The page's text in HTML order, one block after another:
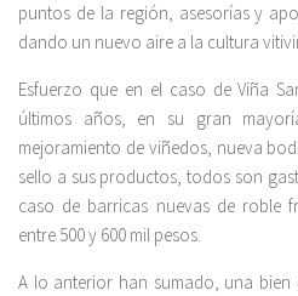
puntos de la región, asesorías y
dando un nuevo aire a la cultura
Esfuerzo que en el caso de Viña
últimos años, en su gran
mejoramiento de viñedos, nueva
sello a sus productos, todos son
caso de barricas nuevas de roble
entre 500 y 600 mil pesos.
A lo anterior han sumado, una